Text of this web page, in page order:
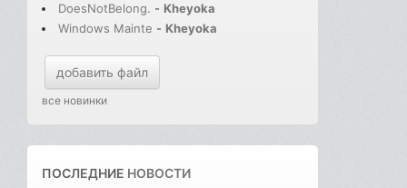
DoesNotBelong. - Kheyoka
Windows Mainte - Kheyoka
добавить файл
все новинки
ПОСЛЕДНИЕ НОВОСТИ